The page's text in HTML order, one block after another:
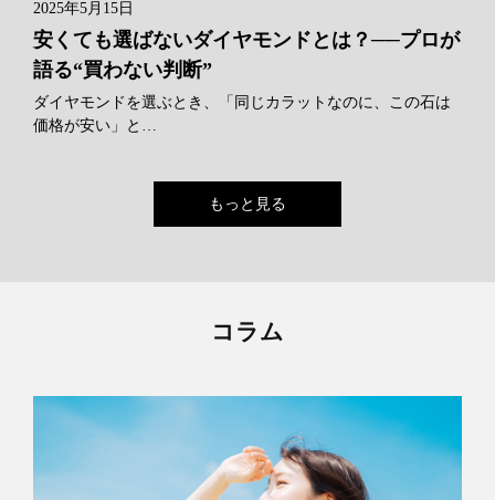
2025年5月15日
安くても選ばないダイヤモンドとは？──プロが
語る“買わない判断”
ダイヤモンドを選ぶとき、「同じカラットなのに、この石は
価格が安い」と…
もっと見る
コラム